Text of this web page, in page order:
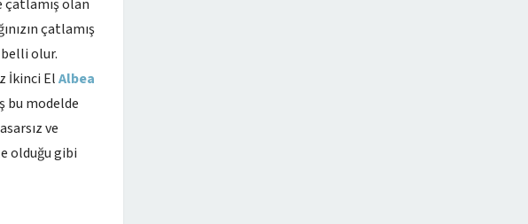
çatlamış olan
çatlamış
olur.
İkinci ElAlbea
bu modelde
ve
olduğu gibi